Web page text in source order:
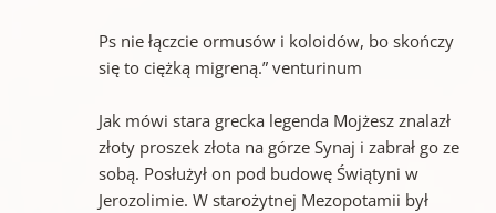
Ps nie łączcie ormusów i koloidów, bo skończy
się to ciężką migreną.” venturinum
Jak mówi stara grecka legenda Mojżesz znalazł
złoty proszek złota na górze Synaj i zabrał go ze
sobą. Posłużył on pod budowę Świątyni w
Jerozolimie. W starożytnej Mezopotamii był